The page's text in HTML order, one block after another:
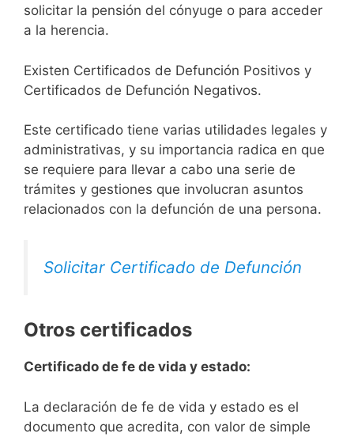
solicitar la pensión del cónyuge o para acceder
a la herencia.
Existen Certificados de Defunción Positivos y
Certificados de Defunción Negativos.
Este certificado tiene varias utilidades legales y
administrativas, y su importancia radica en que
se requiere para llevar a cabo una serie de
trámites y gestiones que involucran asuntos
relacionados con la defunción de una persona.
Solicitar Certificado de Defunción
Otros certificados
Certificado de fe de vida y estado:
La declaración de fe de vida y estado es el
documento que acredita, con valor de simple